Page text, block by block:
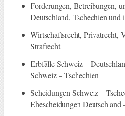
Forderungen, Betreibungen,
Deutschland, Tschechien und
Wirtschaftsrecht, Privatrecht,
Strafrecht
Erbfälle Schweiz –
Schweiz – Tschechien
Scheidungen Schweiz –
Ehescheidungen Deutschland